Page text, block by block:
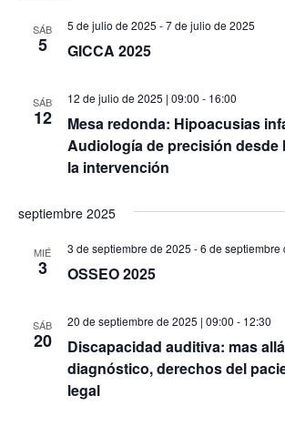
SÁB
5 GICCA 2025
5 de julio de 2025 -7 de julio de 2025
SÁB
12
Mesa redonda: Hipoacusias
Audiología de precisión desde
la intervención
12 de julio de 2025 | 09:00 - 16:00
septiembre 2025
MIÉ
3 OSSEO 2025
3 de septiembre de 2025 -6 de septiembre
SÁB
20
Discapacidad auditiva: mas
diagnóstico, derechos del
legal
20 de septiembre de 2025 | 09:00 - 12:30